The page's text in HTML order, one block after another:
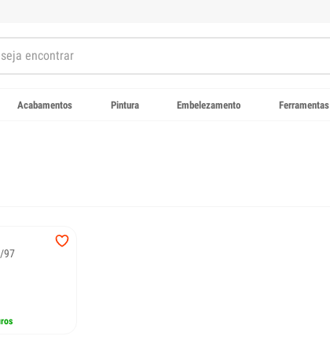
Acabamentos Pintura Embelezamento Ferramentas
88/97